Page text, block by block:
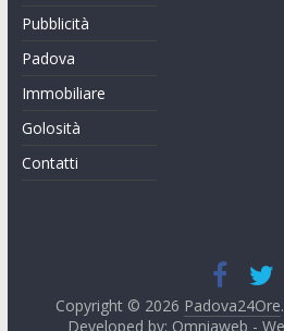
Pubblicità
Padova
Immobiliare
Golosità
Contatti
Copyright © 2026 Padova24Ore
Developed by: Omniaweb -